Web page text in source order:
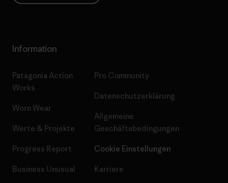
Information
Patagonia Action
Works
Worn Wear
Werte & Projekte
Progress Report
Business Unusual
Pro Community
Datenschutzerklärung
Allgemeine
Geschäftsbedingungen
Cookie Einstellungen
Karriere